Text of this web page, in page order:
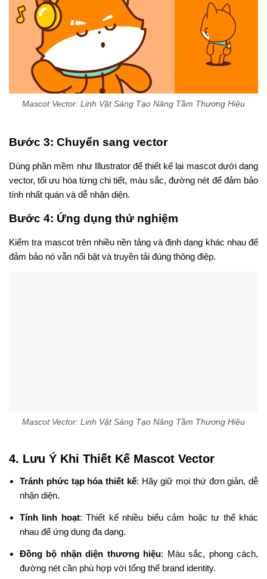
Mascot Vector: Linh Vật Sáng Tạo Nâng Tầm Thương Hiệu
Bước 3: Chuyển sang vector
Dùng phần mềm như Illustrator để thiết kế lại mascot dưới dạng
vector, tối ưu hóa từng chi tiết, màu sắc, đường nét để đảm bảo
tính nhất quán và dễ nhận diện.
Bước 4: Ứng dụng thử nghiệm
Kiểm tra mascot trên nhiều nền tảng và định dạng khác nhau để
đảm bảo nó vẫn nổi bật và truyền tải đúng thông điệp.
Mascot Vector: Linh Vật Sáng Tạo Nâng Tầm Thương Hiệu
4. Lưu Ý Khi Thiết Kế Mascot Vector
Tránh phức tạp hóa thiết kế: Hãy giữ mọi thứ đơn giản, dễ
nhận diện.
Tính linh hoạt: Thiết kế nhiều biểu cảm hoặc tư thế khác
nhau để ứng dụng đa dạng.
Đồng bộ nhận diện thương hiệu: Màu sắc, phong cách,
đường nét cần phù hợp với tổng thể brand identity.